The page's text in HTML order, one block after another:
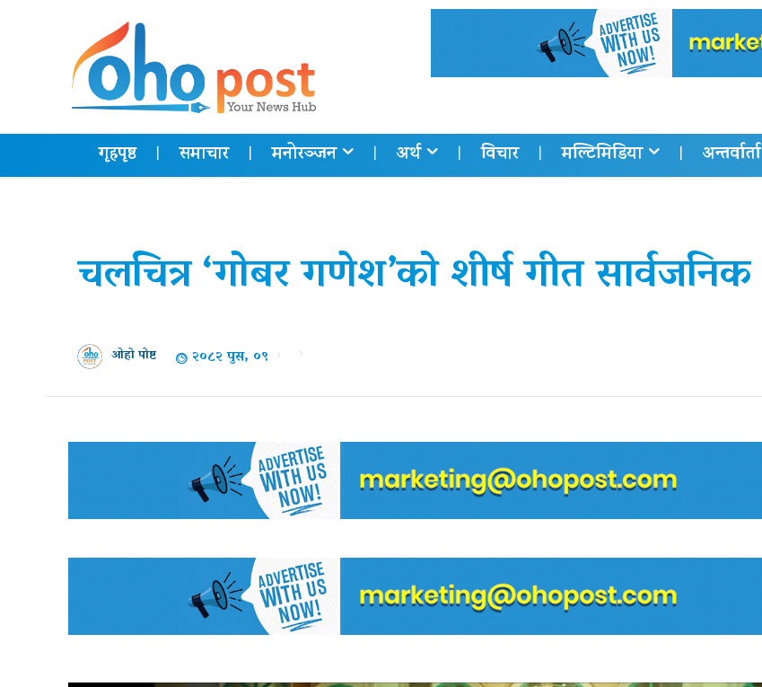
गृहपृष्ठ समाचार मनोरञ्जन अर्थ विचार मल्टिमिडिया अन्तर्वार्ता
चलचित्र ‘गोबर गणेश’को शीर्ष गीत सार्वजनिक
ओहो पोष्ट २०८२ पुस, ०९